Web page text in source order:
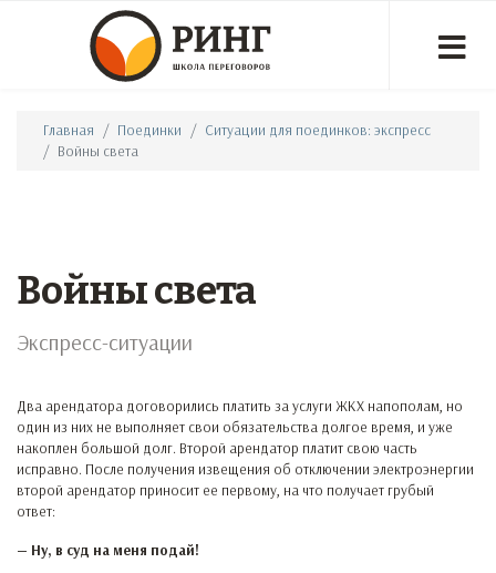
Главная Поединки
Ситуации для поединков: экспресс
Войны света
Войны света
Экспресс-ситуации
Два арендатора договорились платить за услуги ЖКХ напополам, но
один из них не выполняет свои обязательства долгое время, и уже
накоплен большой долг. Второй арендатор платит свою часть
исправно. После получения извещения об отключении электроэнергии
второй арендатор приносит ее первому, на что получает грубый
ответ:
— Ну, в суд на меня подай!